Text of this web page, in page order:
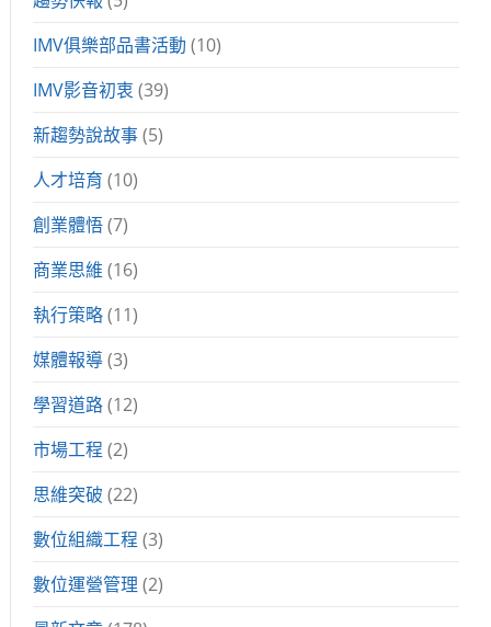
IMV俱樂部品書活動 (10)
IMV影音初衷 (39)
新趨勢說故事(5)
人才培育 (10)
創業體悟(7)
商業思維 (16)
執行策略(11)
媒體報導(3)
學習道路(12)
市場工程 (2)
思維突破 (22)
數位組織工程 (3)
數位運營管理 (2)